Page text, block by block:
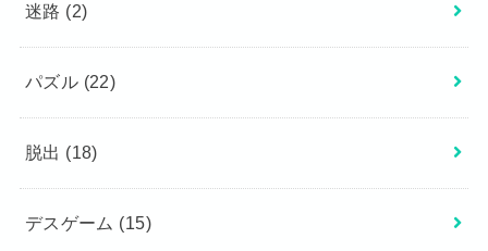
迷路 (2)
パズル (22)
脱出 (18)
デスゲーム (15)